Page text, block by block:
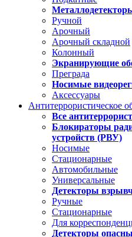
Ручной
Арочный
Арочный складной
Колонный
Экранирующие
Преграда
Носимые
Аксессуары
Антитеррористическое
Все
Блокираторы
устройств (РВУ)
Носимые
Стационарные
Автомобильные
Универсальные
Детекторы
Ручные
Стационарные
Для
Детекторы